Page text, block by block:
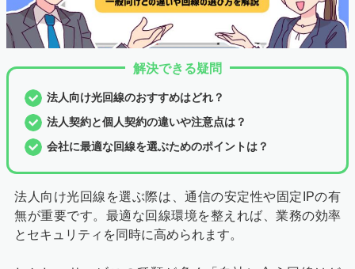
解決できる疑問
法人向け光回線のおすすめはどれ？
法人契約と個人契約の違いや注意点は？
会社に最適な回線を選ぶためのポイントは？
法人向け光回線を選ぶ際は、通信の安定性や固定IPの有
無が重要です。最適な回線環境を整えれば、業務の効率
とセキュリティを同時に高められます。